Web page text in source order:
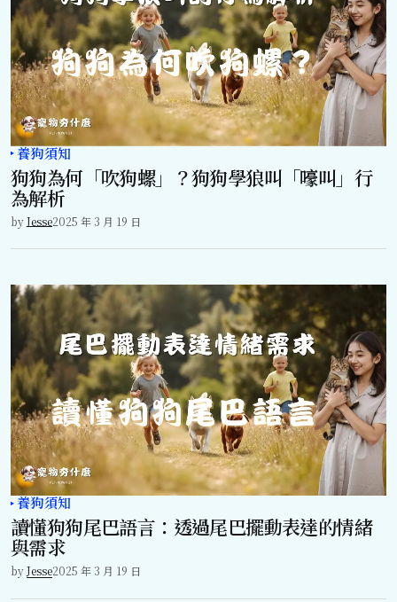
養狗須知
狗狗為何「吹狗螺」？狗狗學狼叫「嚎叫」行
為解析
byJesse2025 年 3 月 19 日
養狗須知
讀懂狗狗尾巴語言：透過尾巴擺動表達的情緒
與需求
byJesse2025 年 3 月 19 日